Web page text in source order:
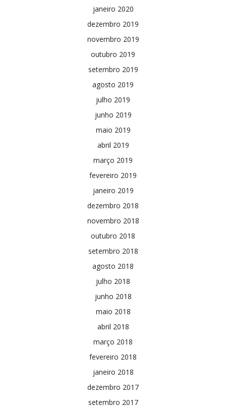
janeiro 2020
dezembro 2019
novembro 2019
outubro 2019
setembro 2019
agosto 2019
julho 2019
junho 2019
maio 2019
abril 2019
março 2019
fevereiro 2019
janeiro 2019
dezembro 2018
novembro 2018
outubro 2018
setembro 2018
agosto 2018
julho 2018
junho 2018
maio 2018
abril 2018
março 2018
fevereiro 2018
janeiro 2018
dezembro 2017
setembro 2017